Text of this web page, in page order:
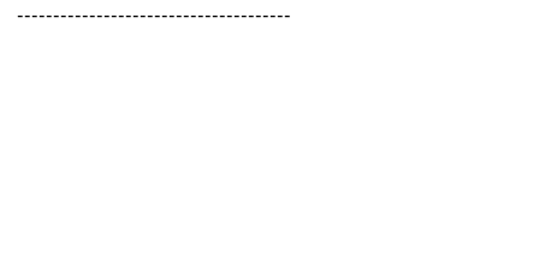
--------------------------------------